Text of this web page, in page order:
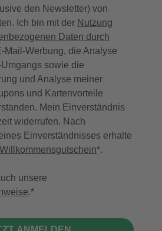
den Newsletter) von
Ich bin mit der Nutzung
Daten durch
Mail-Werbung, die Analyse
sowie die
und Analyse meiner
und Kartenvorteile
Mein Einverständnis
widerrufen. Nach
Einverständnisses erhalte
*.
unsere
.